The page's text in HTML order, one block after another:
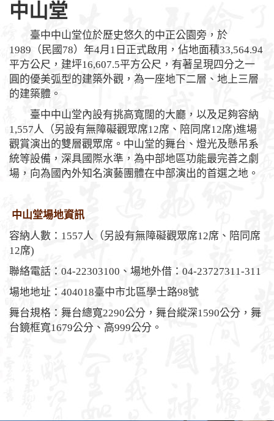
中山堂
臺中中山堂位於歷史悠久的中正公園旁，於
1989（民國78）年4月1日正式啟用，佔地面積33,564.94
平方公尺，建坪16,607.5平方公尺，有著呈現四分之一
圓的優美弧型的建築外觀，為一座地下二層、地上三層
的建築體。
臺中中山堂內設有挑高寬闊的大廳，以及足夠容納
1,557人（另設有無障礙觀眾席12席、陪同席12席)進場
觀賞演出的雙層觀眾席。中山堂的舞台、燈光及懸吊系
統等設備，深具國際水準，為中部地區功能最完善之劇
場，向為國內外知名演藝團體在中部演出的首選之地。
中山堂場地資訊
容納人數：1557人（另設有無障礙觀眾席12席、陪同席
12席)
聯絡電話：04-22303100、場地外借：04-23727311-311
場地地址：404018臺中市北區學士路98號
舞台規格：舞台總寬2290公分，舞台縱深1590公分，舞
台鏡框寬1679公分、高999公分。